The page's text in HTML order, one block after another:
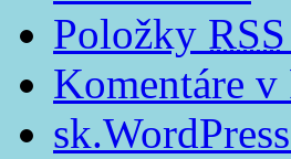
Položky RSS
Komentáre v